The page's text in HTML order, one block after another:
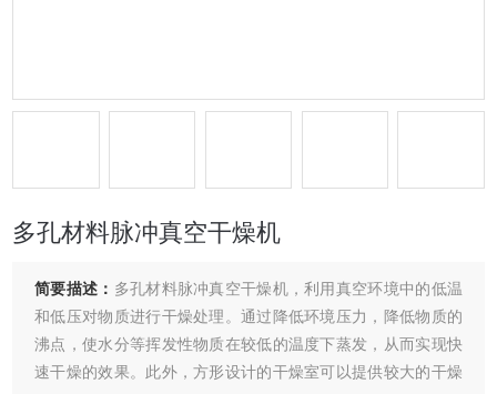
多孔材料脉冲真空干燥机
简要描述： 多孔材料脉冲真空干燥机，利用真空环境中的低温
和低压对物质进行干燥处理。通过降低环境压力，降低物质的
沸点，使水分等挥发性物质在较低的温度下蒸发，从而实现快
速干燥的效果。此外，方形设计的干燥室可以提供较大的干燥